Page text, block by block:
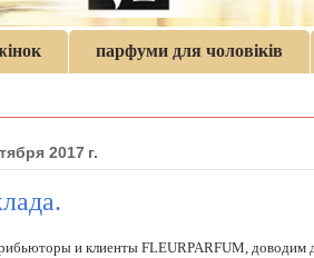
парфуми для чоловіків
2017 г.
и клиентыFLEURPARFUM, доводим